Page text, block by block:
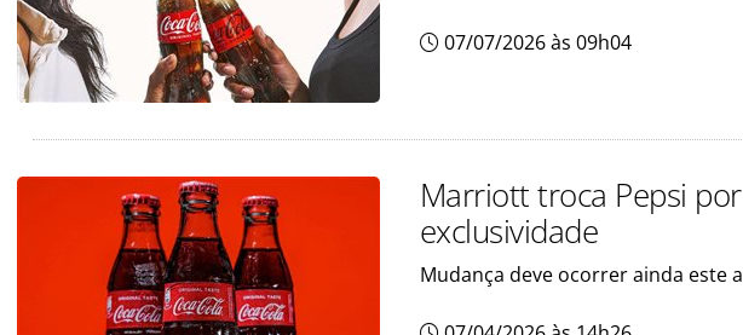
07/07/2026 às 09h04
Marriott troca Pepsi
exclusividade
Mudança deve ocorrer ainda este